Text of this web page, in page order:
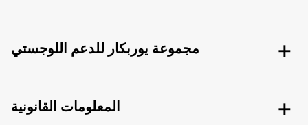
مجموعة يوربكار للدعم اللوجستي
المعلومات القانونية